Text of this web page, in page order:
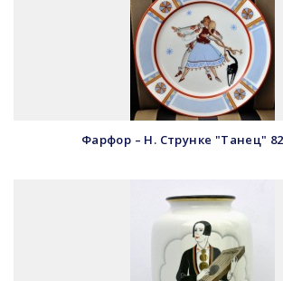
Фарфор – Н. Струнке "Танец"